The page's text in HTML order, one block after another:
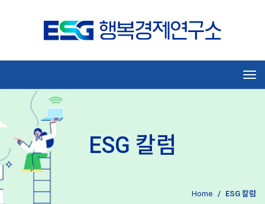
ESG 칼럼
Home ESG 칼럼